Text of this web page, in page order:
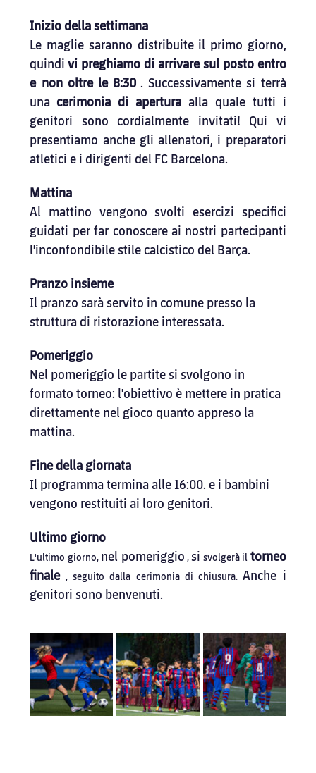
Inizio della settimana
Le maglie saranno distribuite il primo giorno,
quindi vi preghiamo di arrivare sul posto entro
e non oltre le 8:30 . Successivamente si terrà
una cerimonia di apertura alla quale tutti i
genitori sono cordialmente invitati! Qui vi
presentiamo anche gli allenatori, i preparatori
atletici e i dirigenti del FC Barcelona.
Mattina
Al mattino vengono svolti esercizi specifici
guidati per far conoscere ai nostri partecipanti
l'inconfondibile stile calcistico del Barça.
Pranzo insieme
Il pranzo sarà servito in comune presso la
struttura di ristorazione interessata.
Pomeriggio
Nel pomeriggio le partite si svolgono in
formato torneo: l'obiettivo è mettere in pratica
direttamente nel gioco quanto appreso la
mattina.
Fine della giornata
Il programma termina alle 16:00. e i bambini
vengono restituiti ai loro genitori.
Ultimo giorno
L'ultimo giorno, nel pomeriggio , si svolgerà il torneo
finale , seguito dalla cerimonia di chiusura. Anche i
genitori sono benvenuti.